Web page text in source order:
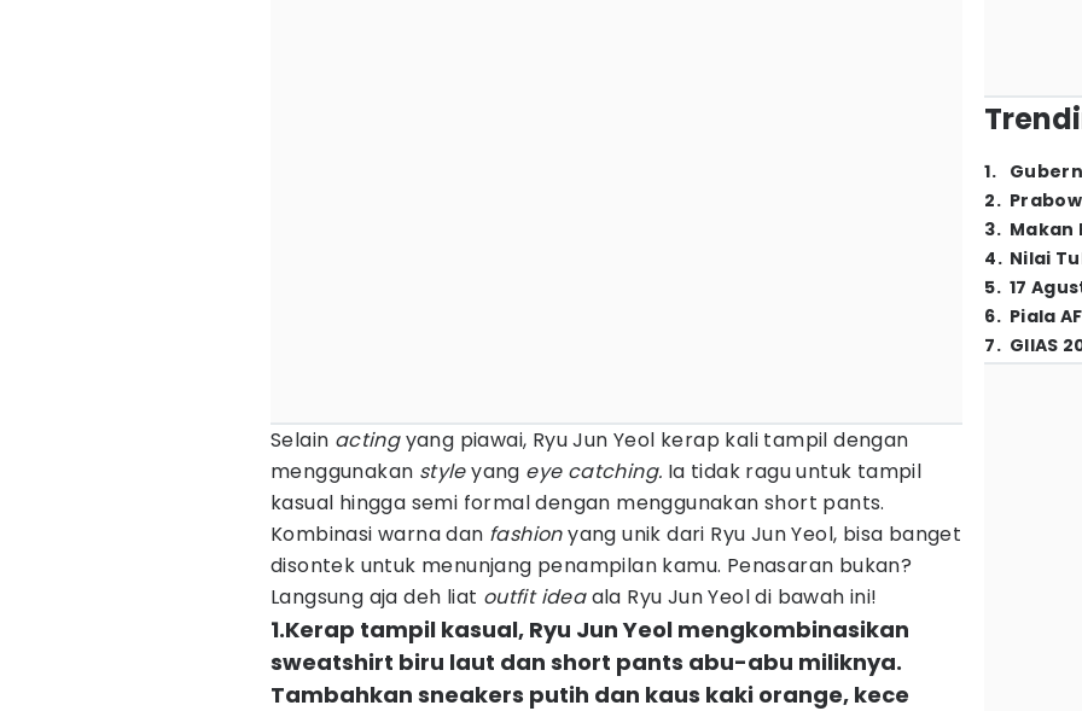
Selain actingyang piawai, Ryu Jun Yeol kerap kali tampil dengan
menggunakan styleyang eye catching. Ia tidak ragu untuk tampil
kasual hingga semi formal dengan menggunakan short pants.
Kombinasi warna dan fashionyang unik dari Ryu Jun Yeol, bisa banget
disontek untuk menunjang penampilan kamu. Penasaran bukan?
Langsung aja deh liat outfit ideaala Ryu Jun Yeol di bawah ini!
1.Kerap tampil kasual, Ryu Jun Yeol mengkombinasikan
sweatshirt biru laut dan short pants abu-abu miliknya.
Tambahkan sneakers putih dan kaus kaki orange, kece
1.
2.
3. Makan
4. Nilai
5. 17
6. Piala
7. GIIAS